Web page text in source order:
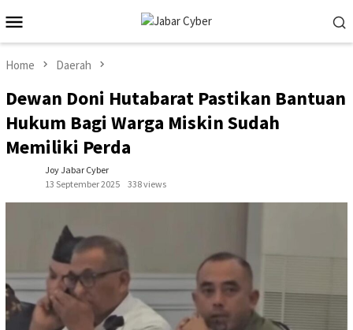
to
contentMenu
Home Daerah
Dewan Doni Hutabarat Pastikan Bantuan
Hukum Bagi Warga Miskin Sudah
Memiliki Perda
Joy Jabar Cyber
13 September 2025
338 views